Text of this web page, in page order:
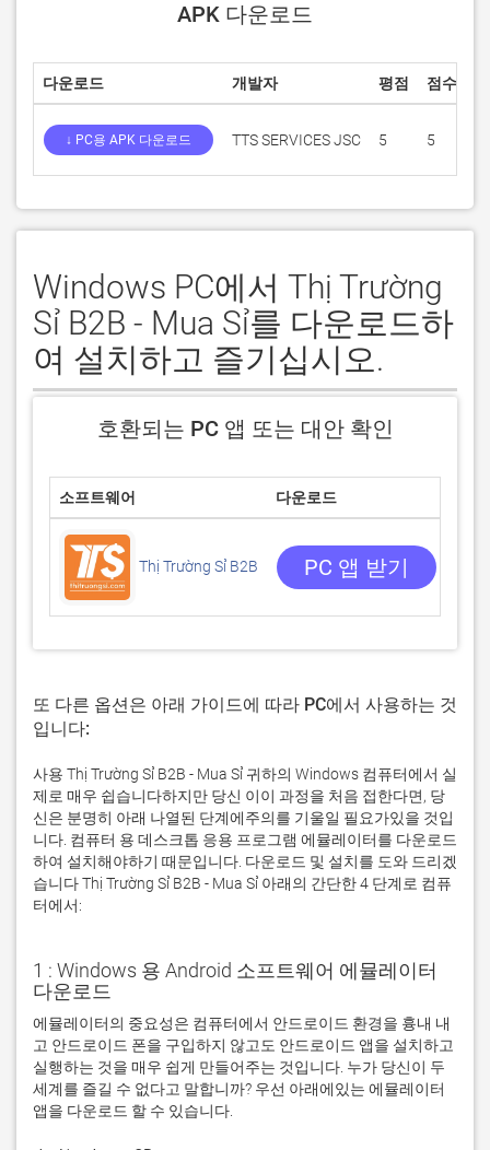
APK 다운로드
다운로드 개발자 평점 점수
↓ PC용 APK 다운로드 TTS SERVICES JSC 5 5
Windows PC에서 Thị Trường
Sỉ B2B - Mua Sỉ를 다운로드하
여 설치하고 즐기십시오.
호환되는 PC 앱 또는 대안 확인
소프트웨어 다운로드
Thị Trường Sỉ B2B PC 앱 받기
또 다른 옵션은 아래 가이드에 따라 PC에서 사용하는 것
입니다:
사용 Thị Trường Sỉ B2B - Mua Sỉ 귀하의 Windows 컴퓨터에서 실
제로 매우 쉽습니다하지만 당신 이이 과정을 처음 접한다면, 당
신은 분명히 아래 나열된 단계에주의를 기울일 필요가있을 것입
니다. 컴퓨터 용 데스크톱 응용 프로그램 에뮬레이터를 다운로드
하여 설치해야하기 때문입니다. 다운로드 및 설치를 도와 드리겠
습니다 Thị Trường Sỉ B2B - Mua Sỉ 아래의 간단한 4 단계로 컴퓨
터에서:
1 : Windows 용 Android 소프트웨어 에뮬레이터
다운로드
에뮬레이터의 중요성은 컴퓨터에서 안드로이드 환경을 흉내 내
고 안드로이드 폰을 구입하지 않고도 안드로이드 앱을 설치하고
실행하는 것을 매우 쉽게 만들어주는 것입니다. 누가 당신이 두
세계를 즐길 수 없다고 말합니까? 우선 아래에있는 에뮬레이터